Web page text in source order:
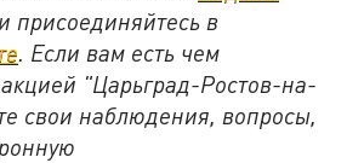
и присоединяйтесь в
. Если вам есть чем
"Царьград-Ростов-на-
свои наблюдения, вопросы,